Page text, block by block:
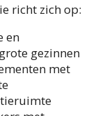
richt zich op:
en
gezinnen
met